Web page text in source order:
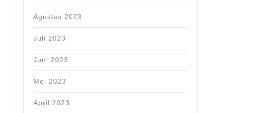
Agustus 2023
Juli 2023
Juni 2023
Mei 2023
April 2023